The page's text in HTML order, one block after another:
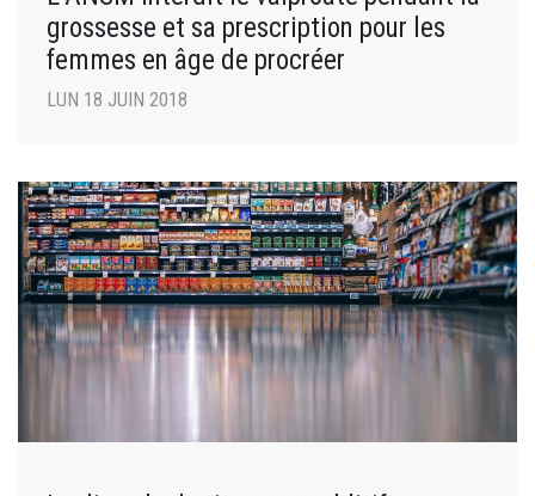
grossesse et sa prescription pour les
femmes en âge de procréer
LUN 18 JUIN 2018